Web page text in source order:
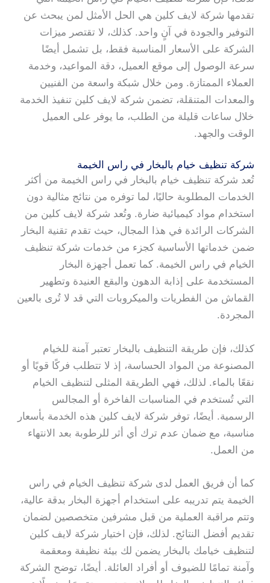
تقدمها شركة لايف كلين هي الحل الأمثل لمن يبحث عن
التوفير والجودة في آنٍ واحد. كذلك، لا تقتصر ميزات
الشركة على الأسعار المناسبة فقط، بل تشمل أيضًا
سرعة الوصول إلى موقع العميل، دقة المواعيد، وخدمة
العملاء الممتازة. ومن خلال شبكة واسعة من الفنيين
والمعدات المتنقلة، تضمن شركة لايف كلين تنفيذ الخدمة
خلال ساعات قليلة من الطلب، ما يوفر على العميل
الوقت والجهد.
شركة تنظيف خيام بالبخار في راس الخيمة
تُعد شركة تنظيف خيام بالبخار في راس الخيمة من أكثر
الخدمات المطلوبة حاليًا، لما توفره من نتائج مثالية دون
استخدام مواد كيميائية ضارة. وتُعد شركة لايف كلين من
الشركات الرائدة في هذا المجال، حيث تقدم تقنية البخار
ضمن خدماتها الأساسية كجزء من خدمات شركة تنظيف
الخيام في راس الخيمة. كما تعمل أجهزة البخار
المستخدمة على إذابة الدهون والبقع العنيدة وتطهير
القماش من الفطريات والميكروبات التي قد لا تُرى بالعين
المجردة.
كذلك، فإن طريقة التنظيف بالبخار تعتبر آمنة للخيام
المصنوعة من المواد الحساسة، إذ لا تتطلب فركًا قويًا أو
نقعًا بالماء. لذلك، فهي الطريقة المثلى لتنظيف الخيام
التي تُستخدم في المناسبات الفاخرة أو المجالس
الرسمية. أيضًا، توفر شركة لايف كلين هذه الخدمة بأسعار
مناسبة، مع ضمان عدم ترك أي أثر للرطوبة بعد الانتهاء
من العمل.
كما أن فريق العمل لدى شركة تنظيف الخيام في راس
الخيمة يتم تدريبه على استخدام أجهزة البخار بدقة عالية،
وتتم مراقبة العملية من قبل مشرفين متخصصين لضمان
تقديم أفضل النتائج. لذلك، فإن اختيار شركة لايف كلين
لتنظيف خيامك بالبخار يضمن لك بيئة نظيفة ومعقمة
وآمنة تمامًا للضيوف أو أفراد العائلة. أيضًا، توضح الشركة